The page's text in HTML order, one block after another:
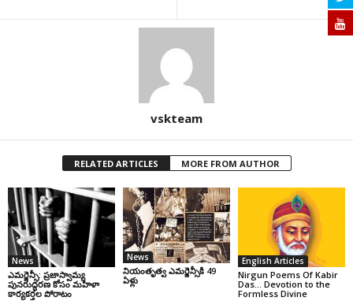
vskteam
RELATED ARTICLES MORE FROM AUTHOR
News
ఎమర్జెన్సీ: ప్రజాస్వామ్య
పునరుద్ధరణ కోసం మహిళా
కార్యకర్తల పోరాటం
News
నియంతృత్వ ఎమర్జెన్సీకి 49
ఏళ్లు
English Articles
Nirgun Poems Of Kabir
Das… Devotion to the
Formless Divine